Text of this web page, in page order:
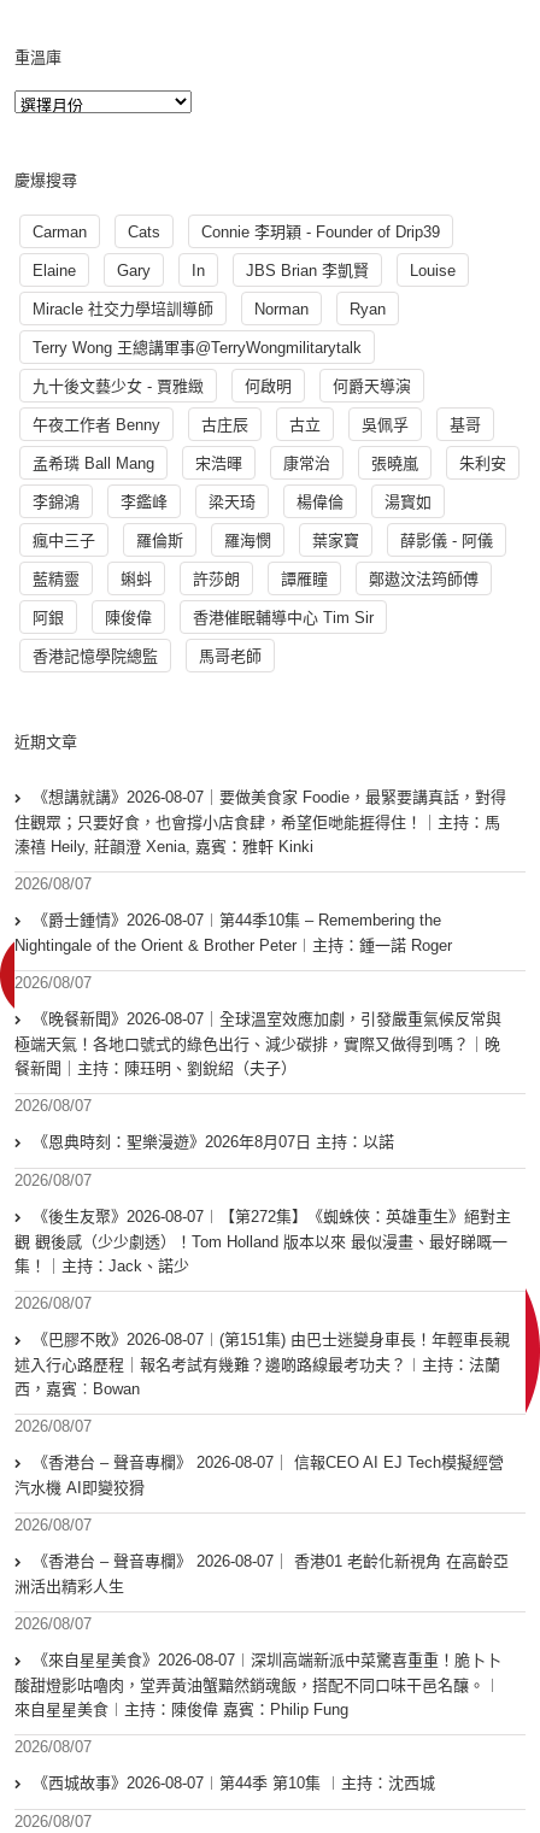
重溫庫
慶爆搜尋
Carman Cats Connie 李玥穎 - Founder of Drip39
Elaine Gary In JBS Brian 李凱賢 Louise
Miracle 社交力學培訓導師 Norman Ryan
Terry Wong 王總講軍事@TerryWongmilitarytalk
九十後文藝少女 - 賈雅緻 何啟明 何爵天導演
午夜工作者 Benny 古庄辰 古立 吳佩孚 基哥
孟希璘 Ball Mang 宋浩暉 康常治 張曉嵐 朱利安
李錦鴻 李鑑峰 梁天琦 楊偉倫 湯寳如
瘋中三子 羅倫斯 羅海憫 葉家寶 薛影儀 - 阿儀
藍精靈 蝌蚪 許莎朗 譚雁瞳 鄭遨汶法筠師傅
阿銀 陳俊偉 香港催眠輔導中心 Tim Sir
香港記憶學院總監 馬哥老師
近期文章
《想講就講》2026-08-07｜要做美食家 Foodie，最緊要講真話，對得
住觀眾；只要好食，也會撐小店食肆，希望佢哋能捱得住！｜主持：馬
溱禧 Heily, 莊韻澄 Xenia, 嘉賓：雅軒 Kinki
2026/08/07
《爵士鍾情》2026-08-07︱第44季10集 – Remembering the
Nightingale of the Orient & Brother Peter︱主持：鍾一諾 Roger
2026/08/07
《晚餐新聞》2026-08-07｜全球溫室效應加劇，引發嚴重氣候反常與
極端天氣！各地口號式的綠色出行、減少碳排，實際又做得到嗎？｜晚
餐新聞｜主持：陳珏明、劉銳紹（夫子）
2026/08/07
《恩典時刻：聖樂漫遊》2026年8月07日 主持：以諾
2026/08/07
《後生友聚》2026-08-07︱【第272集】《蜘蛛俠：英雄重生》絕對主
觀 觀後感（少少劇透）！Tom Holland 版本以來 最似漫畫、最好睇嘅一
集！｜主持：Jack、諾少
2026/08/07
《巴膠不敗》2026-08-07︱(第151集) 由巴士迷變身車長！年輕車長親
述入行心路歷程｜報名考試有幾難？邊啲路線最考功夫？︱主持：法蘭
西，嘉賓︰Bowan
2026/08/07
《香港台 – 聲音專欄》 2026-08-07｜ 信報CEO AI EJ Tech模擬經營
汽水機 AI即變狡猾
2026/08/07
《香港台 – 聲音專欄》 2026-08-07｜ 香港01 老齡化新視角 在高齡亞
洲活出精彩人生
2026/08/07
《來自星星美食》2026-08-07︱深圳高端新派中菜驚喜重重！脆卜卜
酸甜燈影咕嚕肉，堂弄黃油蟹黯然銷魂飯，搭配不同口味干邑名釀。︱
來自星星美食︱主持：陳俊偉 嘉賓：Philip Fung
2026/08/07
《西城故事》2026-08-07︱第44季 第10集 ︱主持：沈西城
2026/08/07